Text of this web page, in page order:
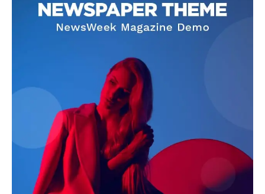
AIN NEWS 1
Contact Us
Privacy Policy
Terms of Use Agreement
Facebook
X WhatsApp
Share